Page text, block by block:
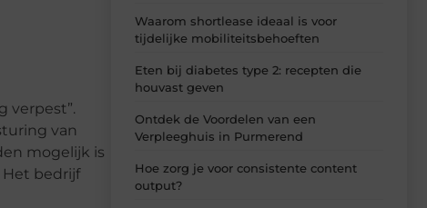
verpest”.
van
mogelijk is
Het bedrijf
Waarom shortlease ideaal is voor
tijdelijke mobiliteitsbehoeften
Eten bij diabetes type 2: recepten die
houvast geven
Ontdek de Voordelen van een
Verpleeghuis in Purmerend
Hoe zorg je voor consistente content
output?